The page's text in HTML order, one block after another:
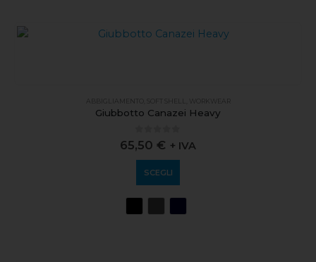
ABBIGLIAMENTO WORKWEAR
Giubbotto Canazei Heavy
0out of 5
65,50 € + IVA
SCEGLI